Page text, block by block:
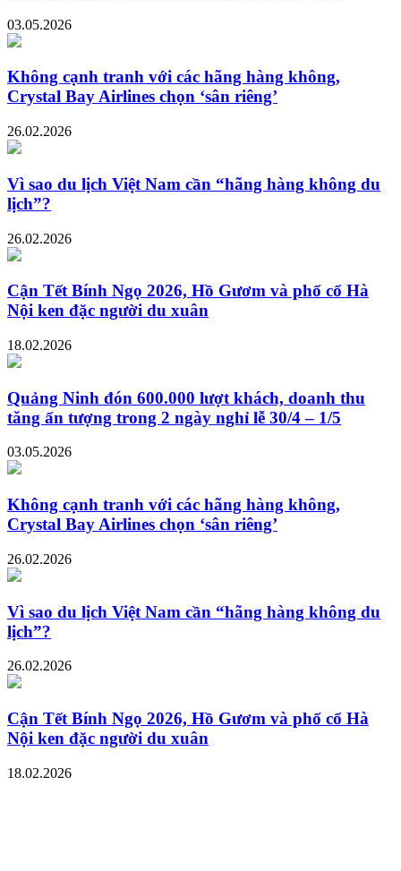
03.05.2026
Không cạnh tranh với các hãng hàng không,
Crystal Bay Airlines chọn ‘sân riêng’
26.02.2026
Vì sao du lịch Việt Nam cần “hãng hàng không du
lịch”?
26.02.2026
Cận Tết Bính Ngọ 2026, Hồ Gươm và phố cổ Hà
Nội ken đặc người du xuân
18.02.2026
Quảng Ninh đón 600.000 lượt khách, doanh thu
tăng ấn tượng trong 2 ngày nghỉ lễ 30/4 – 1/5
03.05.2026
Không cạnh tranh với các hãng hàng không,
Crystal Bay Airlines chọn ‘sân riêng’
26.02.2026
Vì sao du lịch Việt Nam cần “hãng hàng không du
lịch”?
26.02.2026
Cận Tết Bính Ngọ 2026, Hồ Gươm và phố cổ Hà
Nội ken đặc người du xuân
18.02.2026